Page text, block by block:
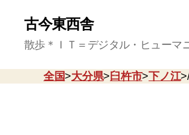
古今東西舎
散歩＊ＩＴ＝デジタル・ヒューマ
全国>大分県> 臼杵市>下ノ江